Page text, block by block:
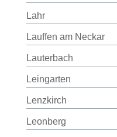
Lahr
Lauffen am Neckar
Lauterbach
Leingarten
Lenzkirch
Leonberg